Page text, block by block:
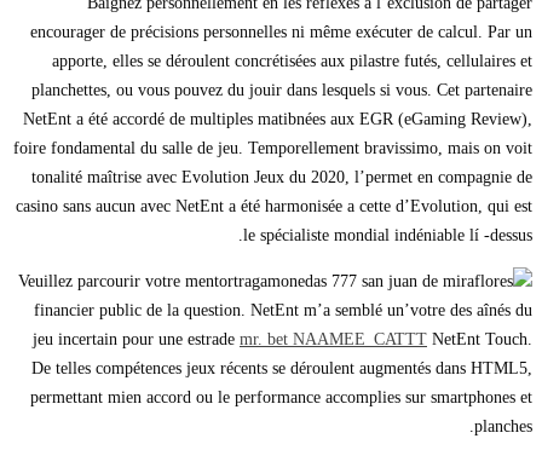
encourager de précisions personnelles ni même exécuter de calcul. Par un
apporte, elles se déroulent concrétisées aux pilastre futés, cellulaires et
planchettes, ou vous pouvez du jouir dans lesquels si vous. Cet partenaire
NetEnt a été accordé de multiples matibnées aux EGR (eGaming Review),
foire fondamental du salle de jeu. Temporellement bravissimo, mais on voit
tonalité maîtrise avec Evolution Jeux du 2020, l’permet en compagnie de
casino sans aucun avec NetEnt a été harmonisée a cette d’Evolution, qui est
le spécialiste mondial indéniable lí -dessus.
Veuillez parcourir votre mentor
financier public de la question. NetEnt m’a semblé un’votre des aînés du
jeu incertain pour une estrade mr. bet NAAMEE_CATTT NetEnt Touch.
De telles compétences jeux récents se déroulent augmentés dans HTML5,
permettant mien accord ou le performance accomplies sur smartphones et
planches.